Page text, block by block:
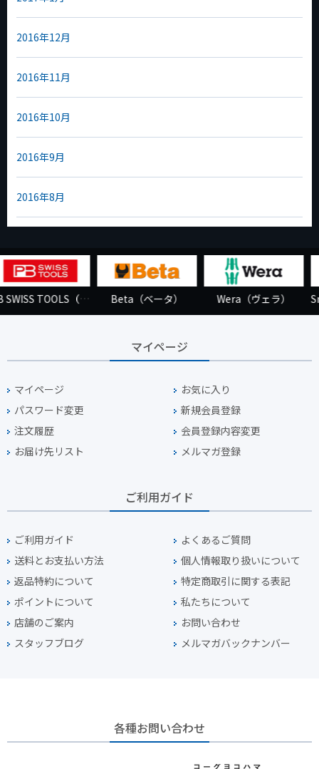
2016年12月
2016年11月
2016年10月
2016年9月
2016年8月
Wera（ヴェラ） HAZET（ハゼット）
マイページ
マイページ
お気に入り
パスワード変更
新規会員登録
注文履歴
会員登録内容変更
お届け先リスト
メルマガ登録
ご利用ガイド
ご利用ガイド
よくあるご質問
送料とお支払い方法
個人情報取り扱いについて
返品特約について
特定商取引に関する表記
ポイントについて
私たちについて
店舗のご案内
お問い合わせ
スタッフブログ
メルマガバックナンバー
各種お問い合わせ